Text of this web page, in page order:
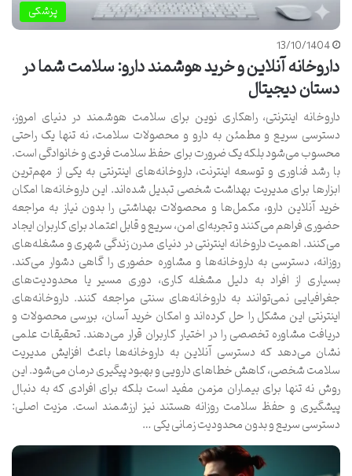
پزشکی
13/10/1404
داروخانه آنلاین و خرید هوشمند دارو: سلامت شما در
دستان دیجیتال
داروخانه اینترنتی، راهکاری نوین برای سلامت هوشمند در دنیای امروز،
دسترسی سریع و مطمئن به دارو و محصولات سلامت، نه تنها یک راحتی
محسوب می‌شود بلکه یک ضرورت برای حفظ سلامت فردی و خانوادگی است.
با رشد فناوری و توسعه اینترنت، داروخانه‌های اینترنتی به یکی از مهم‌ترین
ابزارها برای مدیریت بهداشت شخصی تبدیل شده‌اند. این داروخانه‌ها امکان
خرید آنلاین دارو، مکمل‌ها و محصولات بهداشتی را بدون نیاز به مراجعه
حضوری فراهم می‌کنند و تجربه‌ای امن، سریع و قابل اعتماد برای کاربران ایجاد
می‌کنند. اهمیت داروخانه اینترنتی در دنیای مدرن زندگی شهری و مشغله‌های
روزانه، دسترسی به داروخانه‌ها و مشاوره حضوری را گاهی دشوار می‌کند.
بسیاری از افراد به دلیل مشغله کاری، دوری مسیر یا محدودیت‌های
جغرافیایی نمی‌توانند به داروخانه‌های سنتی مراجعه کنند. داروخانه‌های
اینترنتی این مشکل را حل کرده‌اند و امکان خرید آسان، بررسی محصولات و
دریافت مشاوره تخصصی را در اختیار کاربران قرار می‌دهند. تحقیقات علمی
نشان می‌دهد که دسترسی آنلاین به داروخانه‌ها باعث افزایش مدیریت
سلامت شخصی، کاهش خطاهای دارویی و بهبود پیگیری درمان می‌شود. این
روش نه تنها برای بیماران مزمن مفید است بلکه برای افرادی که به دنبال
پیشگیری و حفظ سلامت روزانه هستند نیز ارزشمند است. مزیت اصلی:
دسترسی سریع و بدون محدودیت زمانی یکی …